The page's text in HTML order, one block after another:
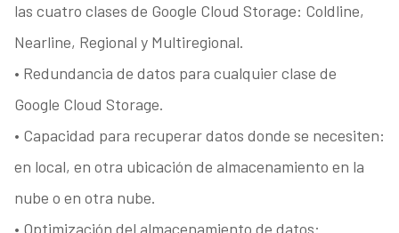
las cuatro clases de Google Cloud Storage: Coldline,
Nearline, Regional y Multiregional.
• Redundancia de datos para cualquier clase de
Google Cloud Storage.
• Capacidad para recuperar datos donde se necesiten:
en local, en otra ubicación de almacenamiento en la
nube o en otra nube.
• Optimización del almacenamiento de datos: